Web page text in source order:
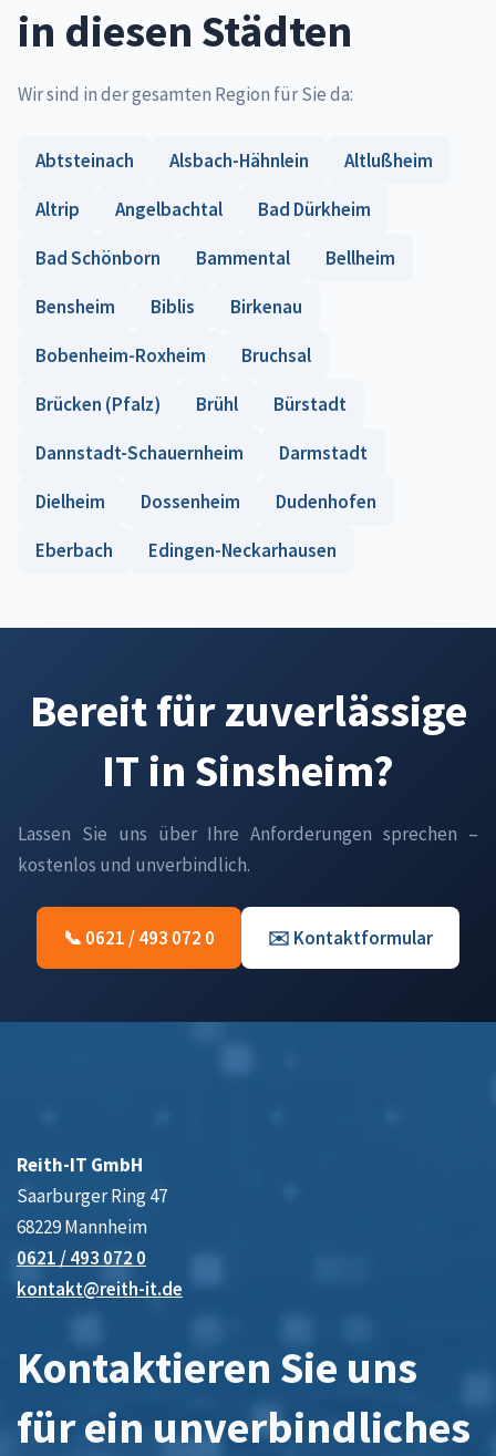
in diesen Städten
Wir sind in der gesamten Region für Sie da:
Abtsteinach Alsbach-Hähnlein
Altlußheim
Altrip
Angelbachtal
Bad Dürkheim
Bad Schönborn
Bammental
Bellheim
Bensheim
Biblis
Birkenau
Bobenheim-Roxheim
Bruchsal
Brücken (Pfalz)
Brühl
Bürstadt
Dannstadt-Schauernheim
Darmstadt
Dielheim
Dossenheim
Dudenhofen
Eberbach
Edingen-Neckarhausen
Bereit für zuverlässige
IT in Sinsheim?
Lassen Sie uns über Ihre Anforderungen sprechen –
kostenlos und unverbindlich.
📞 0621 / 493 072 0 ✉️ Kontaktformular
Reith-IT GmbH
Saarburger Ring 47
68229 Mannheim
0621 / 493 072 0
kontakt@reith-it.de
Kontaktieren Sie uns
für ein unverbindliches